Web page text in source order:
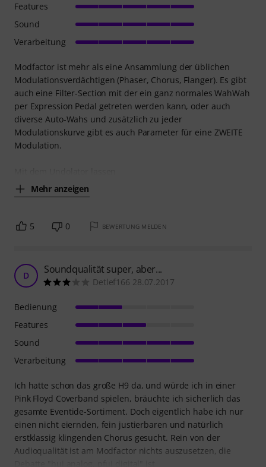
Modfactor ist mehr als eine Ansammlung der üblichen
Modulationsverdächtigen (Phaser, Chorus, Flanger). Es gibt
auch eine Filter-Section mit der ein ganz normales WahWah
per Expression Pedal getreten werden kann, oder auch
diverse Auto-Wahs und zusätzlich zu jeder
Modulationskurve gibt es auch Parameter für eine ZWEITE
Modulation.
Mehr anzeigen
Features
Sound
Verarbeitung
5 0 BEWERTUNG MELDEN
D Soundqualität super, aber...
Detlef166 28.07.2017
Ich hatte schon das große H9 da, und würde ich in einer
Pink Floyd Coverband spielen, bräuchte ich sicherlich das
gesamte Eventide-Sortiment. Doch eigentlich habe ich nur
einen nicht eiernden, fein justierbaren und natürlich
erstklassig klingenden Chorus gesucht. Rein von der
Audioqualität ist am Modfactor nichts auszusetzen, die
Bedienung
Features
Sound
Verarbeitung